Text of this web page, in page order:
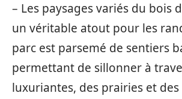
– Les paysages variés du bois
un véritable atout pour les
parc est parsemé de sentiers
permettant de sillonner à
luxuriantes, des prairies et des